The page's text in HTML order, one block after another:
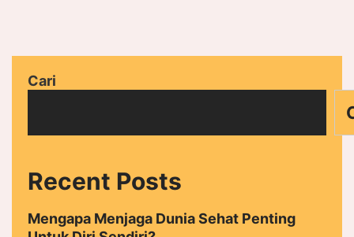
Cari
Recent Posts
Mengapa Menjaga Dunia Sehat Penting